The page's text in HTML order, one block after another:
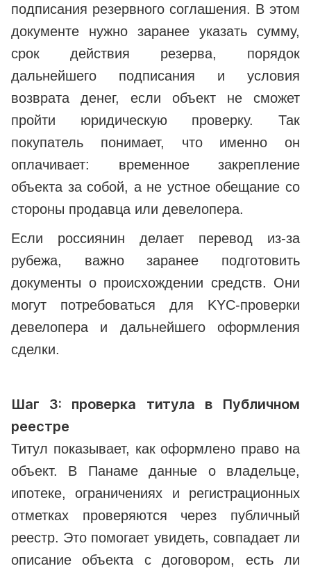
подписания резервного соглашения. В этом
документе нужно заранее указать сумму,
срок действия резерва, порядок
дальнейшего подписания и условия
возврата денег, если объект не сможет
пройти юридическую проверку. Так
покупатель понимает, что именно он
оплачивает: временное закрепление
объекта за собой, а не устное обещание со
стороны продавца или девелопера.
Если россиянин делает перевод из-за
рубежа, важно заранее подготовить
документы о происхождении средств. Они
могут потребоваться для KYC-проверки
девелопера и дальнейшего оформления
сделки.
Шаг 3: проверка титула в Публичном
реестре
Титул показывает, как оформлено право на
объект. В Панаме данные о владельце,
ипотеке, ограничениях и регистрационных
отметках проверяются через публичный
реестр. Это помогает увидеть, совпадает ли
описание объекта с договором, есть ли